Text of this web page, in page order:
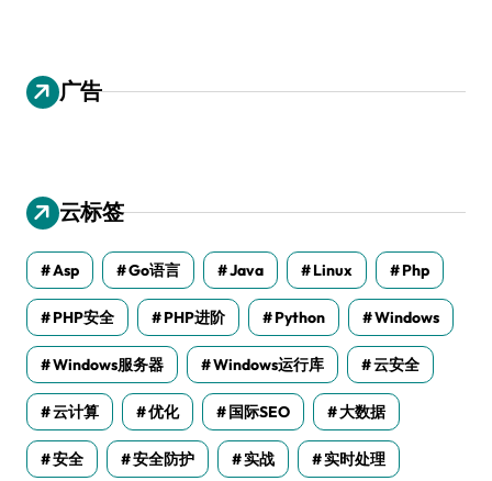
广告
云标签
Asp Go语言 Java Linux Php
PHP安全 PHP进阶 Python Windows
Windows服务器 Windows运行库 云安全
云计算 优化 国际SEO 大数据
安全 安全防护 实战 实时处理